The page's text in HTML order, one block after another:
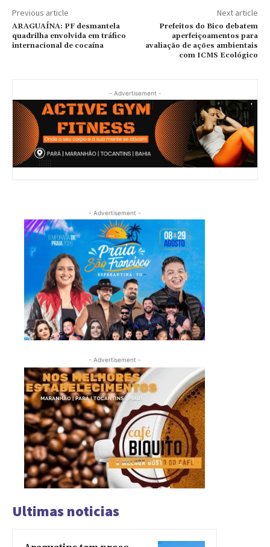
Previous article
ARAGUAÍNA: PF desmantela
quadrilha envolvida em tráfico
internacional de cocaína
Next article
Prefeitos do Bico debatem
aperfeiçoamentos para
avaliação de ações ambientais
com ICMS Ecológico
- Advertisement -
- Advertisement -
- Advertisement -
Ultimas noticias